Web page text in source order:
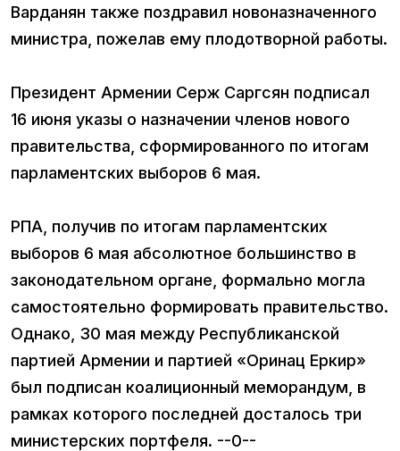
Варданян также поздравил новоназначенного
министра, пожелав ему плодотворной работы.
Президент Армении Серж Саргсян подписал
16 июня указы о назначении членов нового
правительства, сформированного по итогам
парламентских выборов 6 мая.
РПА, получив по итогам парламентских
выборов 6 мая абсолютное большинство в
законодательном органе, формально могла
самостоятельно формировать правительство.
Однако, 30 мая между Республиканской
партией Армении и партией «Оринац Еркир»
был подписан коалиционный меморандум, в
рамках которого последней досталось три
министерских портфеля. --0--